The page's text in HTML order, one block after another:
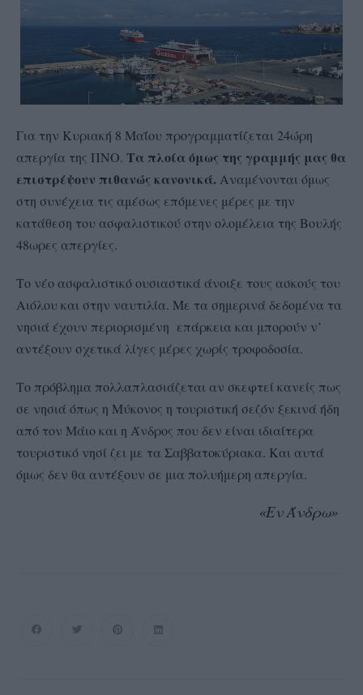
Για την Κυριακή 8 Μαΐου προγραμματίζεται 24ώρη
απεργία της ΠΝΟ. Τα πλοία όμως της γραμμής μας θα
επιστρέψουν πιθανώς κανονικά. Αναμένονται όμως
στη συνέχεια τις αμέσως επόμενες μέρες με την
κατάθεση του ασφαλιστικού στην ολομέλεια της Βουλής
48ωρες απεργίες.
Το νέο ασφαλιστικό ουσιαστικά άνοιξε τους ασκούς του
Αιόλου και στην ναυτιλία. Με τα σημερινά δεδομένα τα
νησιά έχουν περιορισμένη επάρκεια και μπορούν ν’
αντέξουν σχετικά λίγες μέρες χωρίς τροφοδοσία.
Το πρόβλημα πολλαπλασιάζεται αν σκεφτεί κανείς πως
σε νησιά όπως η Μύκονος η τουριστική σεζόν ξεκινά ήδη
από τον Μάιο και η Άνδρος που δεν είναι ιδιαίτερα
τουριστικό νησί ζει με τα Σαββατοκύριακα. Και αυτά
όμως δεν θα αντέξουν σε μια πολυήμερη απεργία.
«Εν Άνδρω»